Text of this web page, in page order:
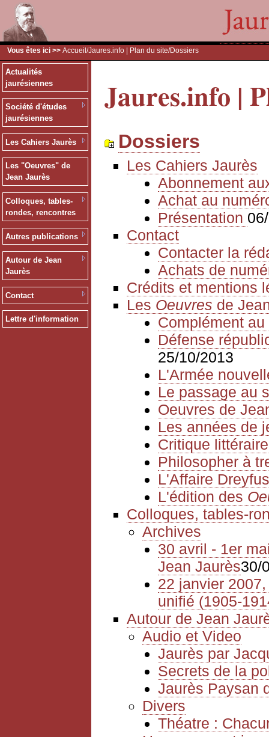
Vous êtes ici >> Accueil /Jaures.info | Plan du site/Dossiers
Actualités
jaurésiennes
Société d'études
jaurésiennes
Les Cahiers Jaurès
Les "Oeuvres" de
Jean Jaurès
Colloques, tables-
rondes, rencontres
Autres publications
Autour de Jean
Jaurès
Contact
Lettre d'information
Jaures.info |
Dossiers
Les Cahiers Jaurès
Abonnement
Achat au
Présentation
Contact
Contacter la
Achats de
Crédits et mentions
Les Oeuvres de
Complément
Défense
25/10/2013
L'Armée
Le passage au
Oeuvres de
Les années de
Critique
Philosopher à
L'Affaire Dreyfus
L'édition des
Colloques, tables-
Archives
30 avril - 1er
Jean Jaurès30/
22 janvier
unifié (1905-
Autour de Jean
Audio et Video
Jaurès par
Secrets de la
Jaurès Paysan
Divers
Théatre :